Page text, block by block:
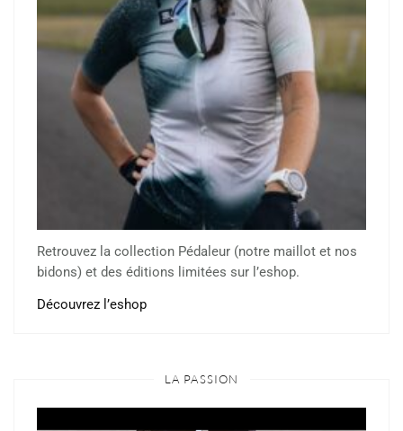
Retrouvez la collection Pédaleur (notre maillot et nos
bidons) et des éditions limitées sur l’eshop.
Découvrez l’eshop
LA PASSION